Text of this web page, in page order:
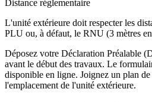
Distance réglementaire
L'unité extérieure doit respecter les
PLU ou, à défaut, le RNU (3 mètres
Déposez votre Déclaration Préalable
avant le début des travaux. Le
disponible en ligne. Joignez un plan
l'emplacement de l'unité extérieure.